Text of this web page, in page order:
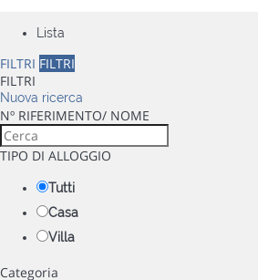
Lista
FILTRI FILTRI
FILTRI
Nuova ricerca
Nº RIFERIMENTO/ NOME
TIPO DI ALLOGGIO
Tutti
Casa
Villa
Categoria